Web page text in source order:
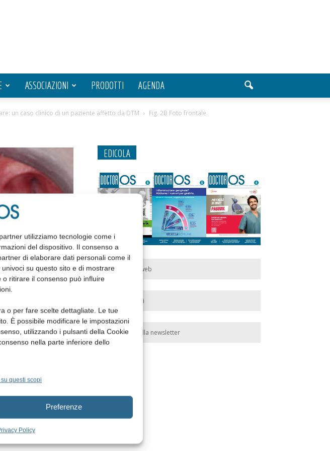
utilizziamo tecnologie come i
del dispositivo. Il consenso a
di elaborare dati personali come il
su questo sito e di mostrare
ritirare il consenso può influire
o per fare scelte dettagliate. Le tue
È possibile modificare le impostazioni
utilizzando i pulsanti della Cookie
nella parte inferiore dello
questi scopi
Preferenze
Policy
ASSOCIAZIONI PRODOTTI AGENDA
un caso clinico di un paziente affetto da DTM Fig. 2B Foto frontale.
EDICOLA
Edicola web
Abbonati
Iscriviti alla newsletter